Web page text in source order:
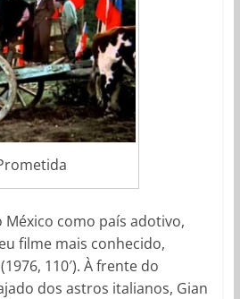
México como país adotivo,
filme mais conhecido,
110′). À frente do
dos astros italianos, Gian